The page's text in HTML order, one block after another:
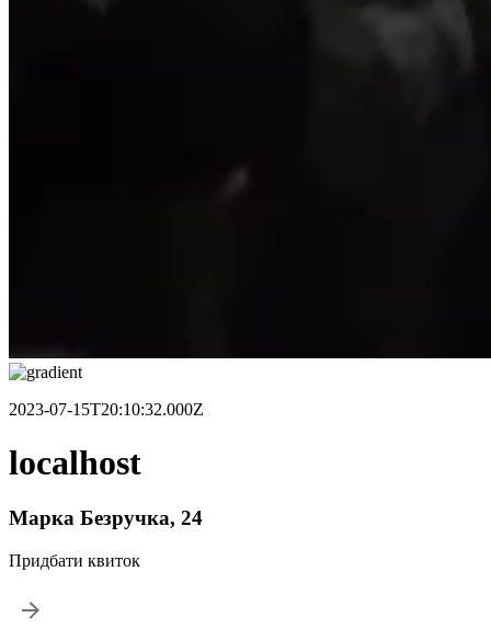
2023-07-15T20:10:32.000Z
localhost
Марка Безручка, 24
Придбати квиток